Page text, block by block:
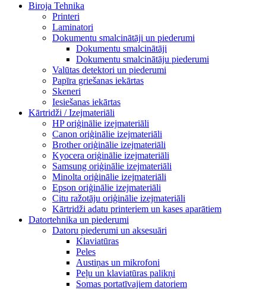
Biroja Tehnika
Printeri
Laminatori
Dokumentu smalcinātāji un piederumi
Dokumentu smalcinātāji
Dokumentu smalcinātāju piederumi
Valūtas detektori un piederumi
Papīra griešanas iekārtas
Skeneri
Iesiešanas iekārtas
Kārtridži / Izejmateriāli
HP oriģinālie izejmateriāli
Canon oriģinālie izejmateriāli
Brother oriģinālie izejmateriāli
Kyocera oriģinālie izejmateriāli
Samsung oriģinālie izejmateriāli
Minolta oriģinālie izejmateriāli
Epson oriģinālie izejmateriāli
Citu ražotāju oriģinālie izejmateriāli
Kārtridži adatu printeriem un kases aparātiem
Datortehnika un piederumi
Datoru piederumi un aksesuāri
Klaviatūras
Peles
Austiņas un mikrofoni
Peļu un klaviatūras palikņi
Somas portatīvajiem datoriem